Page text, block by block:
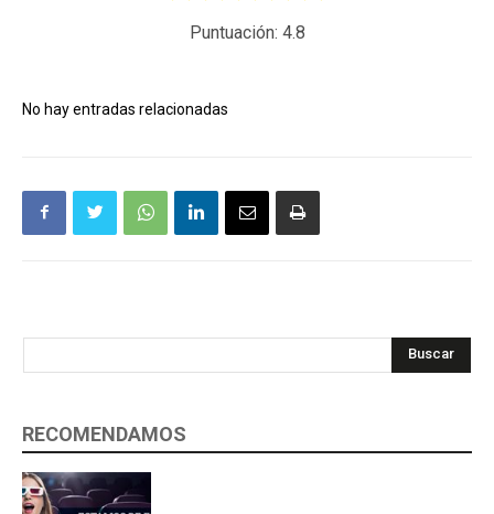
Puntuación: 4.8
No hay entradas relacionadas
Buscar
RECOMENDAMOS